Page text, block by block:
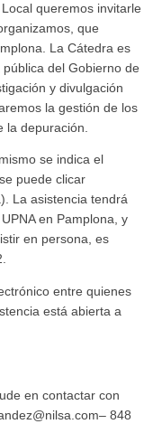
queremos invitarle
que
La Cátedra es
del Gobierno de
y divulgación
la gestión de los
la depuración.
se indica el
puede clicar
La asistencia tendrá
en Pamplona, y
en persona, es
entre quienes
está abierta a
en contactar con
848